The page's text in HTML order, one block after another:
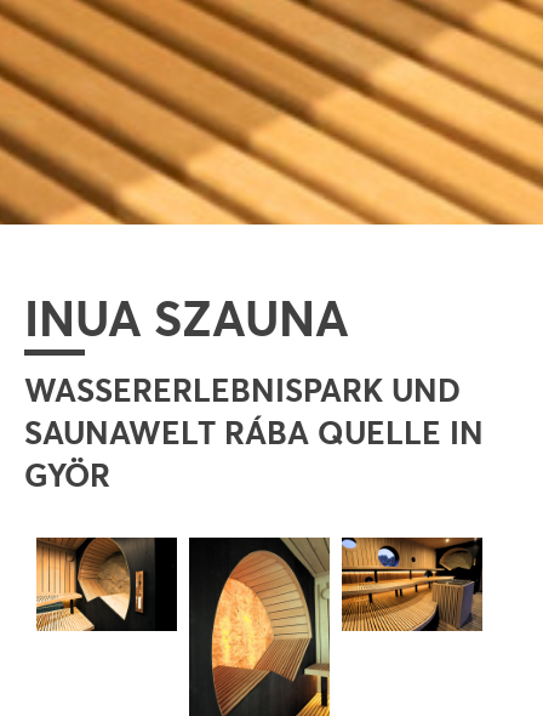
INUA SZAUNA
WASSERERLEBNISPARK UND
SAUNAWELT RÁBA QUELLE IN
GYÖR